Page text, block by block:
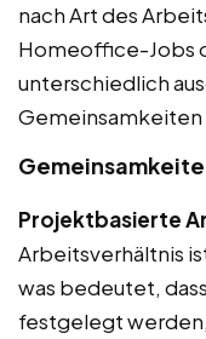
nach Art des
Homeoffice-Jobs
unterschiedlich
Gemeinsamkeiten
Projektbasierte
Arbeitsverhältnis
was bedeutet,
festgelegt